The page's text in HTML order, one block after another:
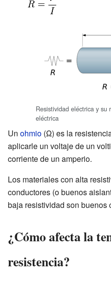
Resistividad eléctrica y su
eléctrica
Un ohmio (Ω) es la
aplicarle un voltaje de un
corriente de un amperio.
Los materiales con alta
conductores (o buenos
baja resistividad son buenos
¿Cómo afecta la
resistencia?